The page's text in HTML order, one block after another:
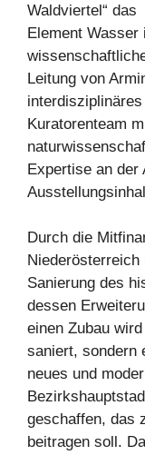
Waldviertel“ das
Element Wasser
Leitung von
interdisziplinäres
Kuratorenteam
Expertise an der
Durch die
Niederösterreich
Sanierung des
dessen
einen Zubau
saniert, sondern
neues und
geschaffen, das
beitragen soll.